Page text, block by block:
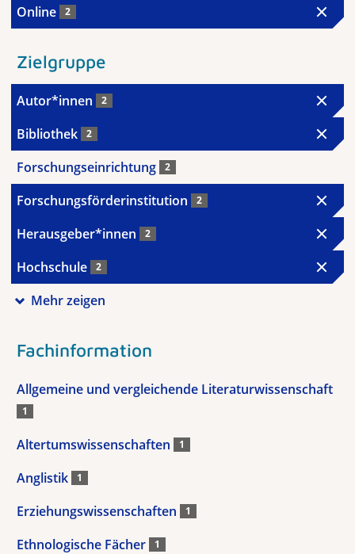
Online 2
Zielgruppe
Autor*innen 2
Bibliothek 2
Forschungseinrichtung 2
Forschungsförderinstitution 2
Herausgeber*innen 2
Hochschule 2
Mehr zeigen
Fachinformation
Allgemeine und vergleichende Literaturwissenschaft
1
Altertumswissenschaften 1
Anglistik 1
Erziehungswissenschaften 1
Ethnologische Fächer 1